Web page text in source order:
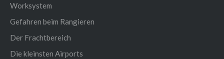
Worksystem
Gefahren beim Rangieren
Der Frachtbereich
Die kleinsten Airports